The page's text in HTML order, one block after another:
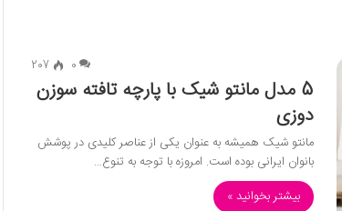
0
207
5 مدل مانتو شیک با پارچه تافته سوزن
دوزی
مانتو شیک همیشه به عنوان یکی از عناصر کلیدی در پوشش
بانوان ایرانی بوده است. امروزه با توجه به تنوع…
بیشتر بخوانید »